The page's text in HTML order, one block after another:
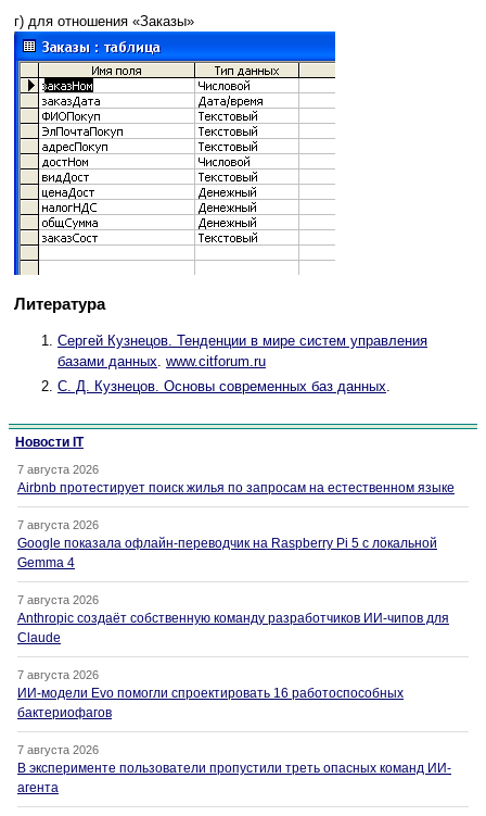
г) для отношения «Заказы»
Литература
Сергей Кузнецов. Тенденции в мире систем управления
базами данных. www.citforum.ru
С. Д. Кузнецов. Основы современных баз данных.
Новости IT
7 августа 2026
Airbnb протестирует поиск жилья по запросам на естественном языке
7 августа 2026
Google показала офлайн-переводчик на Raspberry Pi 5 с локальной
Gemma 4
7 августа 2026
Anthropic создаёт собственную команду разработчиков ИИ-чипов для
Claude
7 августа 2026
ИИ-модели Evo помогли спроектировать 16 работоспособных
бактериофагов
7 августа 2026
В эксперименте пользователи пропустили треть опасных команд ИИ-
агента